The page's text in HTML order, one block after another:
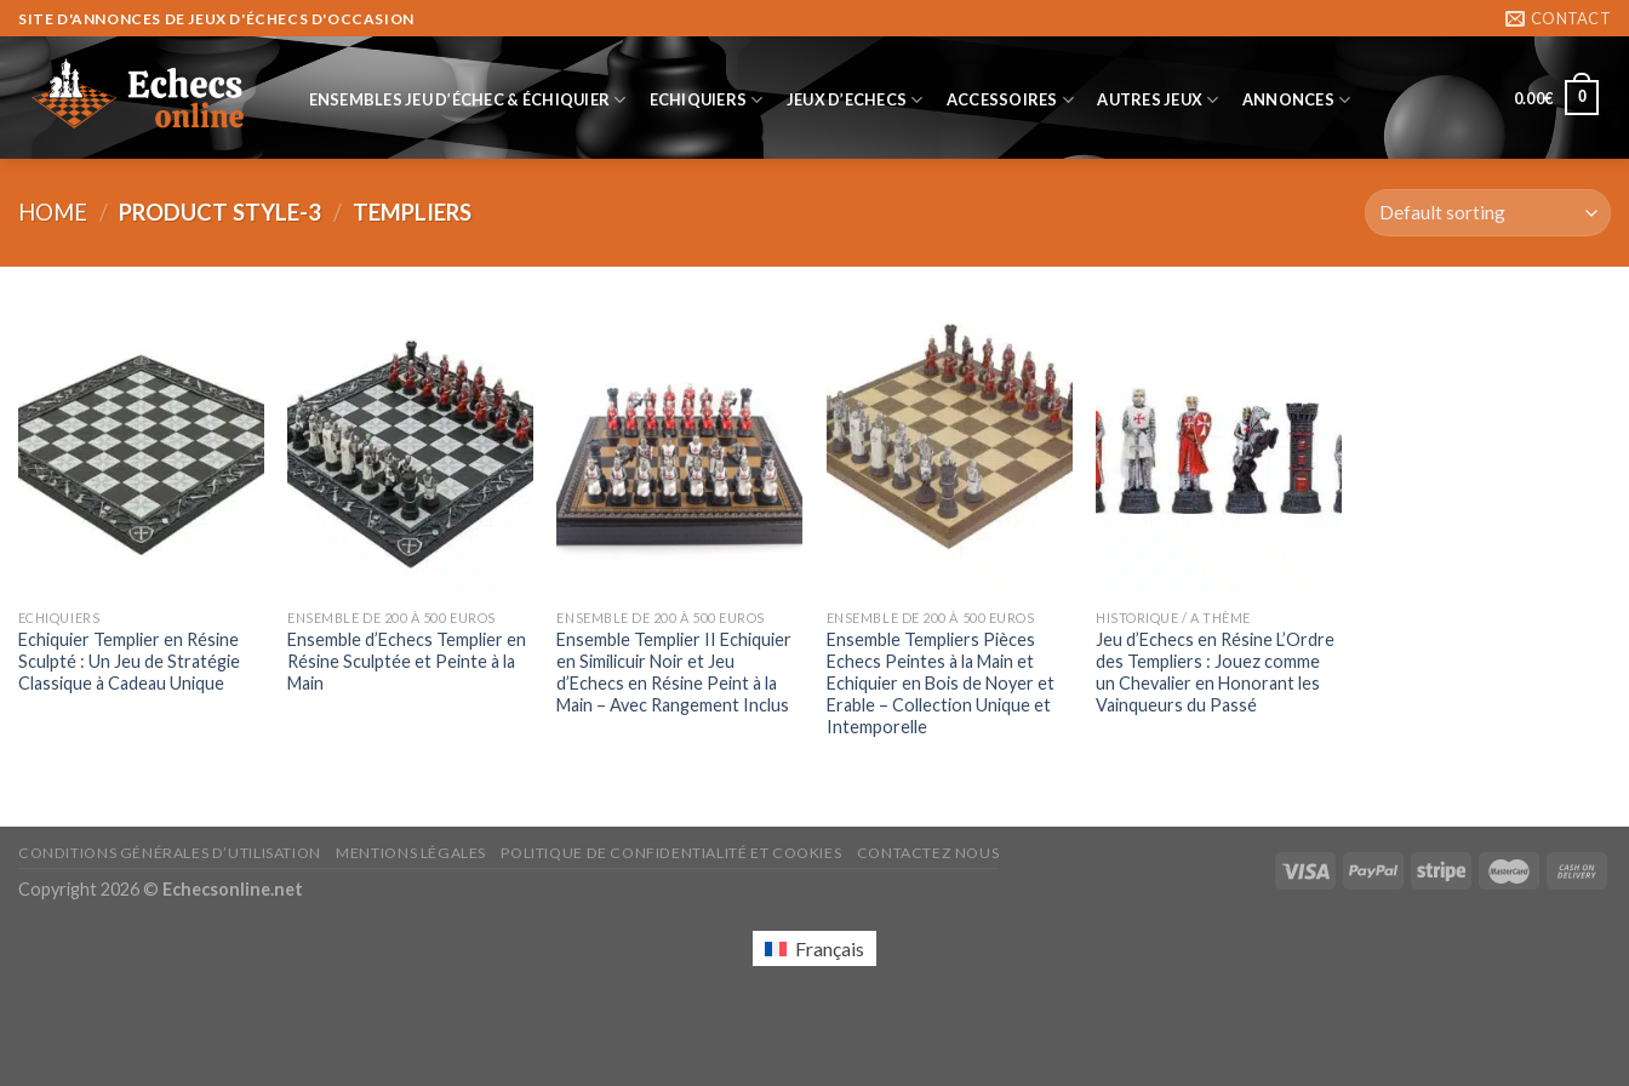
Skip
to
content
SITE D'ANNONCES DE JEUX D'ÉCHECS D'OCCASION CONTACT
ENSEMBLES JEU D’ÉCHEC & ÉCHIQUIER ECHIQUIERS JEUX D’ECHECS ACCESSOIRES AUTRES JEUX ANNONCES 0.00€ 0
HOME / PRODUCT STYLE-3 / TEMPLIERS
ECHIQUIERS
Echiquier Templier en Résine
Sculpté : Un Jeu de Stratégie
Classique à Cadeau Unique
ENSEMBLE DE 200 À 500 EUROS
Ensemble d’Echecs Templier en
Résine Sculptée et Peinte à la
Main
ENSEMBLE DE 200 À 500 EUROS
Ensemble Templier II Echiquier
en Similicuir Noir et Jeu
d’Echecs en Résine Peint à la
Main – Avec Rangement Inclus
ENSEMBLE DE 200 À 500 EUROS
Ensemble Templiers Pièces
Echecs Peintes à la Main et
Echiquier en Bois de Noyer et
Erable – Collection Unique et
Intemporelle
HISTORIQUE / A THÈME
Jeu d’Echecs en Résine L’Ordre
des Templiers : Jouez comme
un Chevalier en Honorant les
Vainqueurs du Passé
CONDITIONS GÉNÉRALES D’UTILISATION MENTIONS LÉGALES POLITIQUE DE CONFIDENTIALITÉ ET COOKIES CONTACTEZ NOUS
Copyright 2026 © Echecsonline.net
Français